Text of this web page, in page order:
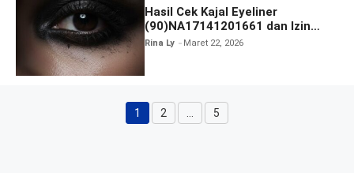
Hasil Cek Kajal Eyeliner
(90)NA17141201661 dan Izin
BPOM
Rina Ly Maret 22, 2026
Halaman
1 Halaman
2 5